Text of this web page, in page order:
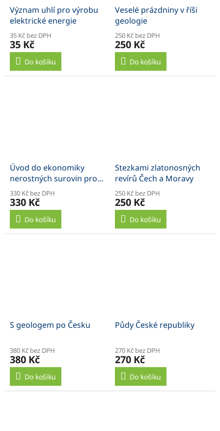
Význam uhlí pro výrobu
elektrické energie
35 Kč bez DPH
35 Kč
Do košíku
Veselé prázdniny v říši
geologie
250 Kč bez DPH
250 Kč
Do košíku
Úvod do ekonomiky
nerostných surovin pro
ložiskové geology
330 Kč bez DPH
330 Kč
Do košíku
Stezkami zlatonosných
revírů Čech a Moravy
250 Kč bez DPH
250 Kč
Do košíku
S geologem po Česku
380 Kč bez DPH
380 Kč
Do košíku
Půdy České republiky
270 Kč bez DPH
270 Kč
Do košíku